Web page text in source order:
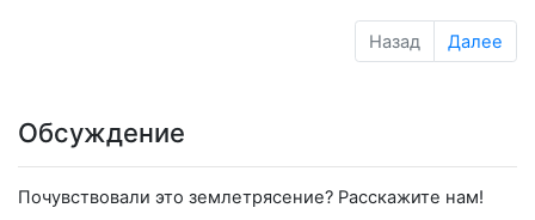
Назад Далее
Обсуждение
Почувствовали это землетрясение? Расскажите нам!